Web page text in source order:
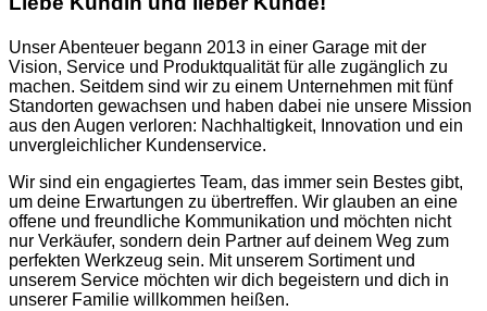
Unser Abenteuer begann 2013 in einer Garage mit der
Vision, Service und Produktqualität für alle zugänglich zu
machen. Seitdem sind wir zu einem Unternehmen mit fünf
Standorten gewachsen und haben dabei nie unsere Mission
aus den Augen verloren: Nachhaltigkeit, Innovation und ein
unvergleichlicher Kundenservice.
Wir sind ein engagiertes Team, das immer sein Bestes gibt,
um deine Erwartungen zu übertreffen. Wir glauben an eine
offene und freundliche Kommunikation und möchten nicht
nur Verkäufer, sondern dein Partner auf deinem Weg zum
perfekten Werkzeug sein. Mit unserem Sortiment und
unserem Service möchten wir dich begeistern und dich in
unserer Familie willkommen heißen.